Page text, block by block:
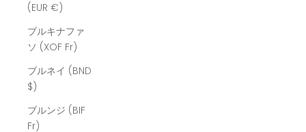
(EUR €)
ブルキナファ
ソ (XOF Fr)
ブルネイ (BND
$)
ブルンジ (BIF
Fr)